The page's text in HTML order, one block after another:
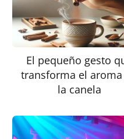
El pequeño gesto
transforma el
la canela